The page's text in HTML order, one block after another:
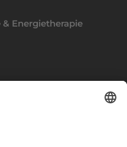
Energietherapie